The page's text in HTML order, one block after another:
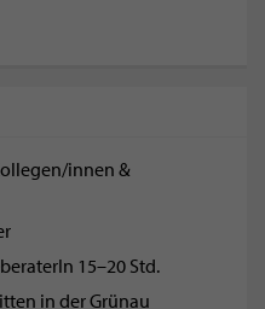
innen &
15–20 Std.
in der Grünau